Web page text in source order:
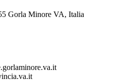
Gorla Minore VA, Italia